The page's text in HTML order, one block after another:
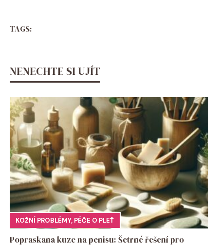
TAGS:
NENECHTE SI UJÍT
KOŽNÍ PROBLÉMY, PÉČE O PLEŤ
Popraskana kuze na penisu: Šetrné řešení pro